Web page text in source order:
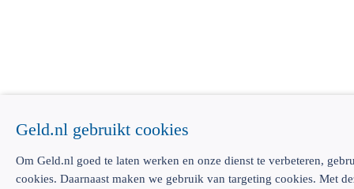
Geld.nl gebruikt cookies
Om Geld.nl goed te laten werken en onze dienst te verbeteren,
cookies. Daarnaast maken we gebruik van targeting cookies. Met